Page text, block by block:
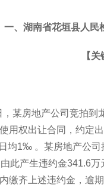
一、湖南省花垣县人民
【
某房地产公司竞拍到
用权出让合同，约定
均1‰ 。某房地产公
此产生违约金341.6
缴齐上述违约金，逾